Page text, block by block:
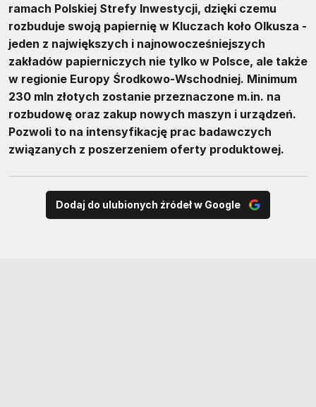
ramach Polskiej Strefy Inwestycji, dzięki czemu
rozbuduje swoją papiernię w Kluczach koło Olkusza -
jeden z największych i najnowocześniejszych
zakładów papierniczych nie tylko w Polsce, ale także
w regionie Europy Środkowo-Wschodniej. Minimum
230 mln złotych zostanie przeznaczone m.in. na
rozbudowę oraz zakup nowych maszyn i urządzeń.
Pozwoli to na intensyfikację prac badawczych
związanych z poszerzeniem oferty produktowej.
Dodaj do ulubionych źródeł w Google